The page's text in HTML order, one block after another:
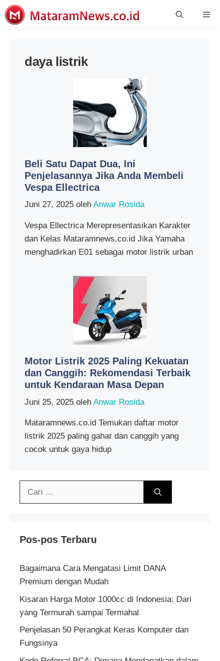
Langsung
ke
daya listrik
Beli Satu Dapat Dua, Ini
Penjelasannya Jika Anda Membeli
Vespa Ellectrica
Juni 27, 2025 oleh Anwar Rosida
Vespa Ellectrica Merepresentasikan Karakter
dan Kelas Mataramnews.co.id Jika Yamaha
menghadirkan E01 sebagai motor listrik urban
Motor Listrik 2025 Paling Kekuatan
dan Canggih: Rekomendasi Terbaik
untuk Kendaraan Masa Depan
Juni 25, 2025 oleh Anwar Rosida
Mataramnews.co.id Temukan daftar motor
listrik 2025 paling gahar dan canggih yang
cocok untuk gaya hidup
Cari
Pos-pos Terbaru
Bagaimana Cara Mengatasi Limit DANA
Premium dengan Mudah
Kisaran Harga Motor 1000cc di Indonesia: Dari
yang Termurah sampai Termahal
Penjelasan 50 Perangkat Keras Komputer dan
Fungsinya